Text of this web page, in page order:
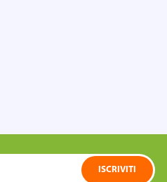
ISCRIVITI